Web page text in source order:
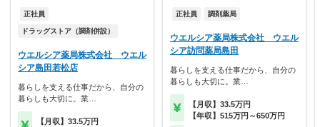
正社員
ドラッグストア（調剤併設）
ウエルシア薬局株式会社 ウエル
シア島田若松店
暮らしを支える仕事だから、自分の
暮らしも大切に。業…
【月収】33.5万円
正社員 調剤薬局
ウエルシア薬局株式会社 ウエル
シア訪問薬局島田
暮らしを支える仕事だから、自分の
暮らしも大切に。業…
【月収】33.5万円
【年収】515万円～650万円